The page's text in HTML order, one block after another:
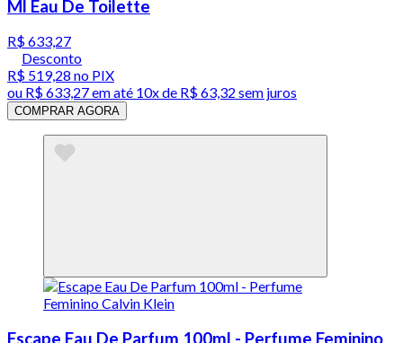
Ml Eau De Toilette
R$ 633,27
Desconto
R$ 519,28 no PIX
ou R$ 633,27em até 10x de R$ 63,32 sem juros
COMPRAR AGORA
Escape Eau De Parfum 100ml - Perfume Feminino